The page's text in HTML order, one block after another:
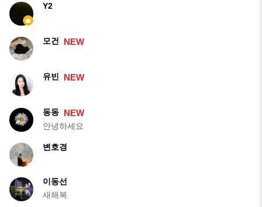
Y2
모건 NEW
유빈 NEW
동동 NEW
안녕하세요
변호경
이동선
새해복